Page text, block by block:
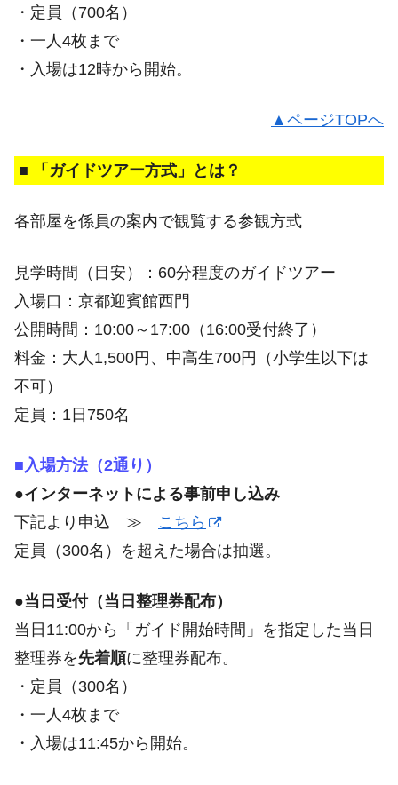
・定員（700名）
・一人4枚まで
・入場は12時から開始。
▲ページTOPへ
■ 「ガイドツアー方式」とは？
各部屋を係員の案内で観覧する参観方式
見学時間（目安）：60分程度のガイドツアー
入場口：京都迎賓館西門
公開時間：10:00～17:00（16:00受付終了）
料金：大人1,500円、中高生700円（小学生以下は
不可）
定員：1日750名
■入場方法（2通り）
●インターネットによる事前申し込み
下記より申込 ≫ こちら
定員（300名）を超えた場合は抽選。
●当日受付（当日整理券配布）
当日11:00から「ガイド開始時間」を指定した当日
整理券を先着順に整理券配布。
・定員（300名）
・一人4枚まで
・入場は11:45から開始。